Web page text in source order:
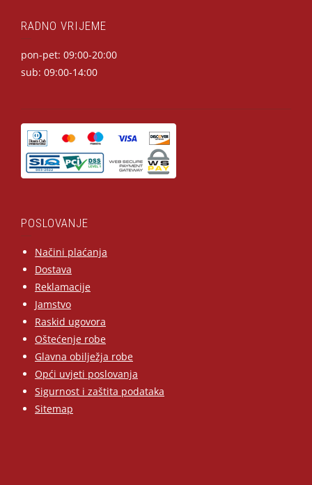
RADNO VRIJEME
pon-pet: 09:00-20:00
sub: 09:00-14:00
POSLOVANJE
Načini plaćanja
Dostava
Reklamacije
Jamstvo
Raskid ugovora
Oštećenje robe
Glavna obilježja robe
Opći uvjeti poslovanja
Sigurnost i zaštita podataka
Sitemap